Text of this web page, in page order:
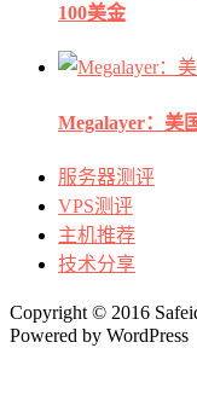
100美金
Megalayer：美
服务器测评
VPS测评
主机推荐
技术分享
Copyright © 2016
Powered by WordPress